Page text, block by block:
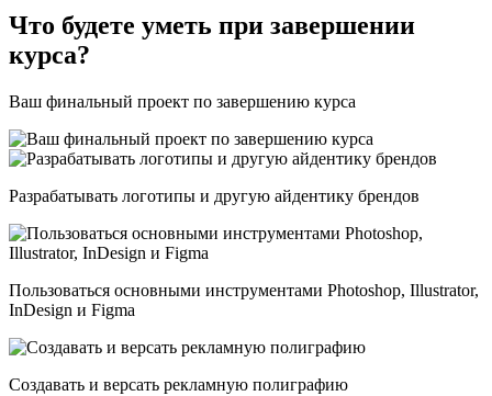
Что будете уметь при завершении
курса?
Ваш финальный проект по завершению курса
Разрабатывать логотипы и другую айдентику брендов
Пользоваться основными инструментами Photoshop, Illustrator,
InDesign и Figma
Создавать и версать рекламную полиграфию